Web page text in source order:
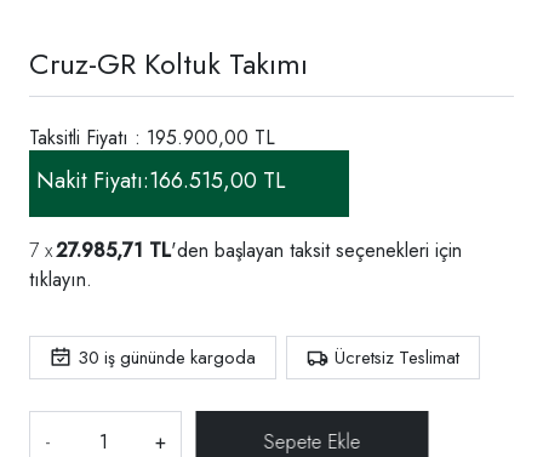
Cruz-GR Koltuk Takımı
Taksitli Fiyatı : 195.900,00 TL
Nakit Fiyatı:166.515,00 TL
27.985,71 TL'den başlayan taksit seçenekleri için
tıklayın.
30 iş gününde kargoda Ücretsiz Teslimat
- +